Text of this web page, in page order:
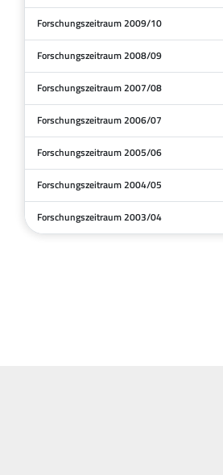
Forschungszeitraum 2009/10
Forschungszeitraum 2008/09
Forschungszeitraum 2007/08
Forschungszeitraum 2006/07
Forschungszeitraum 2005/06
Forschungszeitraum 2004/05
Forschungszeitraum 2003/04